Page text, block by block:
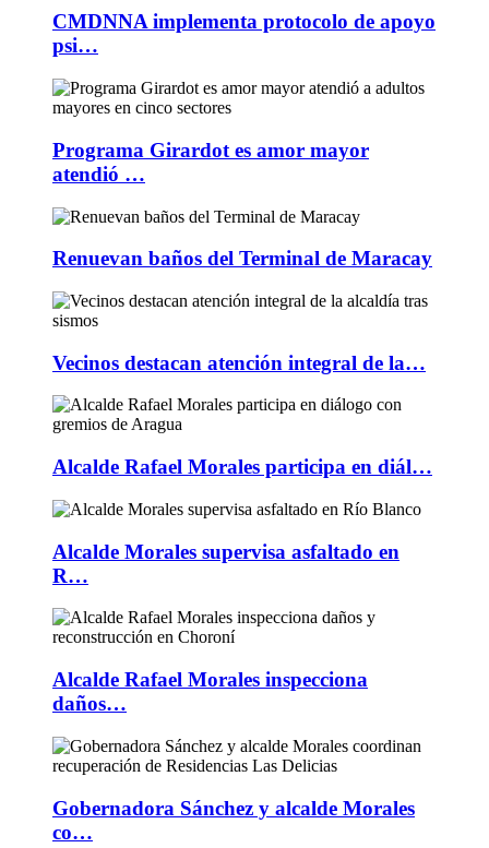
CMDNNA implementa protocolo de apoyo
psi…
Programa Girardot es amor mayor
atendió …
Renuevan baños del Terminal de Maracay
Vecinos destacan atención integral de la…
Alcalde Rafael Morales participa en diál…
Alcalde Morales supervisa asfaltado en
R…
Alcalde Rafael Morales inspecciona
daños…
Gobernadora Sánchez y alcalde Morales
co…